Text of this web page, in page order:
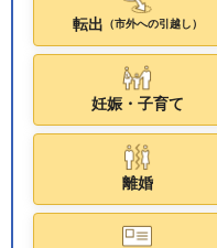
転出 （市外への引越し）
妊娠・子育て
離婚